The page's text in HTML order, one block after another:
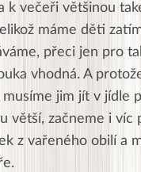
k večeři většinou
máme děti
přeci jen pro
vhodná. A
jim jít v jídle
větší, začneme i víc
z vařeného obilí a